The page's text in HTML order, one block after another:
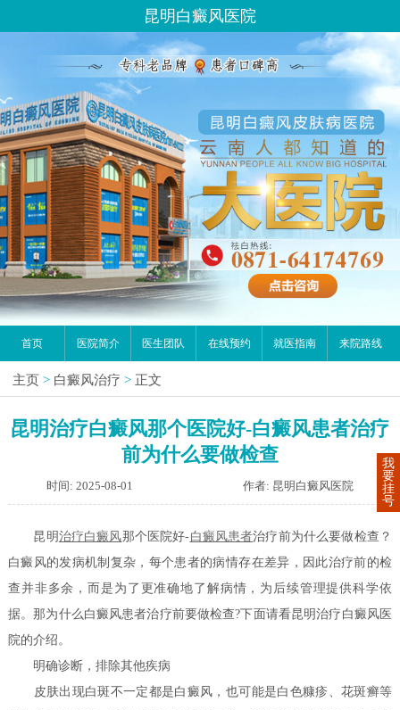
昆明白癜风医院
首页 医院简介 医生团队 在线预约 就医指南 来院路线
主页 > 白癜风治疗 > 正文
昆明治疗白癜风那个医院好-白癜风患者治疗
前为什么要做检查
时间: 2025-08-01 作者: 昆明白癜风医院
昆明治疗白癜风那个医院好-白癜风患者治疗前为什么要做检查？
白癜风的发病机制复杂，每个患者的病情存在差异，因此治疗前的检
查并非多余，而是为了更准确地了解病情，为后续管理提供科学依
据。那为什么白癜风患者治疗前要做检查?下面请看昆明治疗白癜风医
院的介绍。
明确诊断，排除其他疾病
皮肤出现白斑不一定都是白癜风，也可能是白色糠疹、花斑癣等
我
要
挂
号